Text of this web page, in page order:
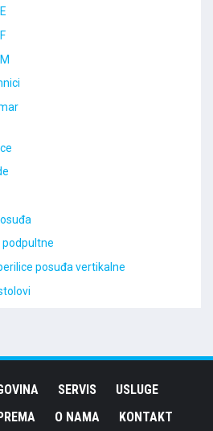
podpultne
posuđa vertikalne
SERVIS
USLUGE
O NAMA KONTAKT